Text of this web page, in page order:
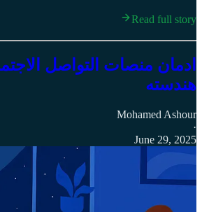
Read full story
ادمان منصات التواصل
هندسته
Mohamed Ashour
·
June 29, 2025